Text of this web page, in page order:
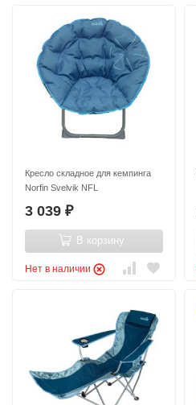
Кресло складное для кемпинга
Norfin Svelvik NFL
3 039 ₽
В корзину
Нет в наличии